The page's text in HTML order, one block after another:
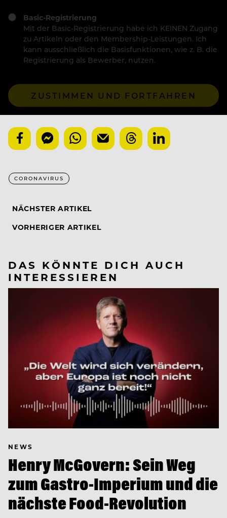
Basic-Registrierung
Mit der Basic-Registrierung habe ich KEINEN Zugang
zu Artikeln oder den Membership-Leistungen. Ich
kann ausschließlich die Basisfunktionen, wie z. B. die
Registrierung als Bewerber, nutzen.
ZUSTIMMEN UND FORTFAHREN
CORONAVIRUS
NÄCHSTER ARTIKEL
VORHERIGER ARTIKEL
DAS KÖNNTE DICH AUCH
INTERESSIEREN
NEWS
Henry McGovern: Sein Weg
zum Gastro-Imperium und die
nächste Food-Revolution